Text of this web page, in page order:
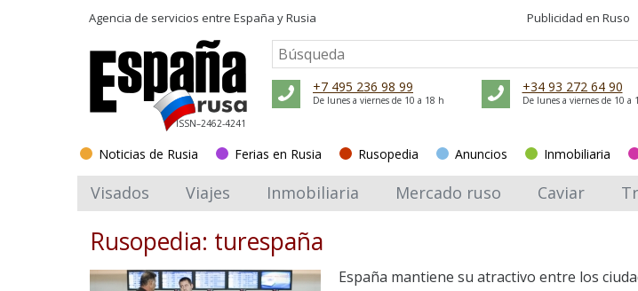
Agencia de servicios entre España y Rusia Publicidad en Ruso
ISSN–2462-4241
+7 495 236 98 99
De lunes a viernes de 10 a 18 h
+34 93 272 64 90
De lunes a viernes de 10 a
Noticias de Rusia Ferias en Rusia Rusopedia Anuncios Inmobiliaria
Visados Viajes Inmobiliaria Mercado ruso Caviar
Rusopedia: turespaña
España mantiene su atractivo entre los